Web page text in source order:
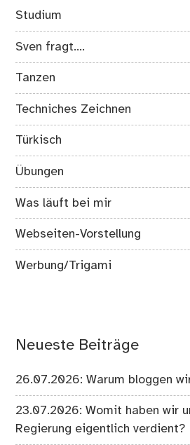
Studium
Sven fragt….
Tanzen
Techniches Zeichnen
Türkisch
Übungen
Was läuft bei mir
Webseiten-Vorstellung
Werbung/Trigami
Neueste Beiträge
26.07.2026: Warum bloggen
23.07.2026: Womit haben wir
Regierung eigentlich verdient?